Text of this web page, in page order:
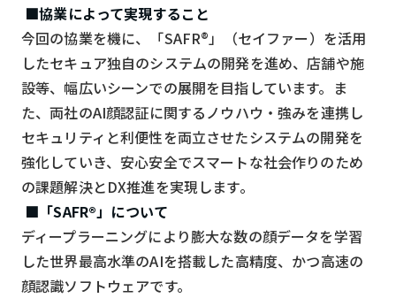
SaaS
AI
おすすめ
SIM
スマホ
■協業によって実現すること
今回の協業を機に、「SAFR®」（セイファー）を活用
したセキュア独自のシステムの開発を進め、店舗や施
設等、幅広いシーンでの展開を目指しています。ま
た、両社のAI顔認証に関するノウハウ・強みを連携し
セキュリティと利便性を両立させたシステムの開発を
強化していき、安心安全でスマートな社会作りのため
の課題解決とDX推進を実現します。
■「SAFR®」について
ディープラーニングにより膨大な数の顔データを学習
した世界最高水準のAIを搭載した高精度、かつ高速の
顔認識ソフトウェアです。